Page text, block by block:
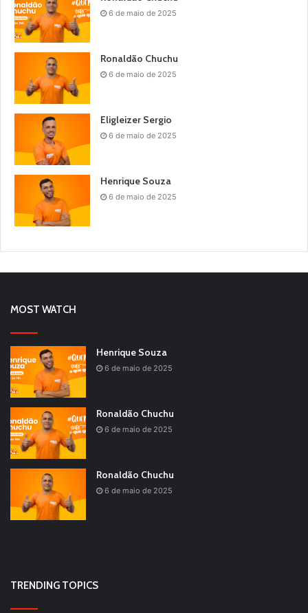
6 de maio de 2025
Ronaldão Chuchu
6 de maio de 2025
Eligleizer Sergio
6 de maio de 2025
Henrique Souza
6 de maio de 2025
MOST WATCH
Henrique Souza
6 de maio de 2025
Ronaldão Chuchu
6 de maio de 2025
Ronaldão Chuchu
6 de maio de 2025
TRENDING TOPICS